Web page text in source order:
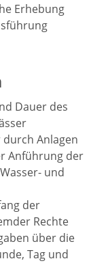
Erhebung
Dauer des
Anlagen
Anführung der
und
der
Rechte
über die
Tag und